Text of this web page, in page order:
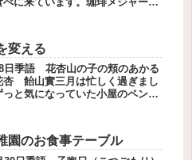
入れました。2日前から珈琲メジ
スプーンの制作をし、完成が近...
変える
日季語 花杏山の子の頬のあかる
杏 飴山實三月は忙しく過ぎまし
っと気になっていた小屋のペンキ
だいぶ色あせてしまいました頼ん
た業者さんが忙しく、なかなか
園のお食事テーブル